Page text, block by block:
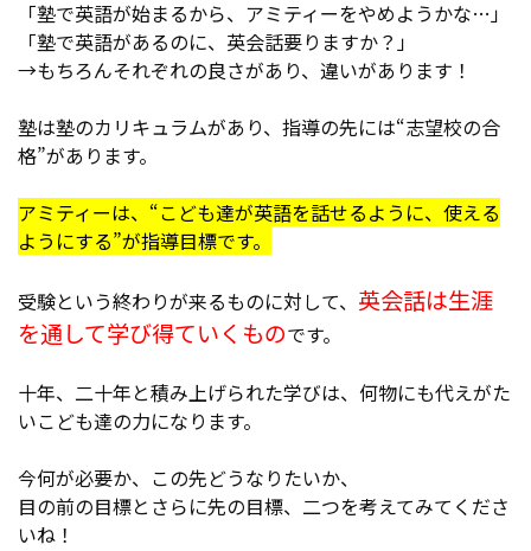
「塾で英語が始まるから、アミティーをやめようかな…」
「塾で英語があるのに、英会話要りますか？」
→もちろんそれぞれの良さがあり、違いがあります！
塾は塾のカリキュラムがあり、指導の先には“志望校の合
格”があります。
アミティーは、“こども達が英語を話せるように、使える
ようにする”が指導目標です。
受験という終わりが来るものに対して、 英会話は生涯
を通して学び得ていくものです。
十年、二十年と積み上げられた学びは、何物にも代えがた
いこども達の力になります。
今何が必要か、この先どうなりたいか、
目の前の目標とさらに先の目標、二つを考えてみてくださ
いね！